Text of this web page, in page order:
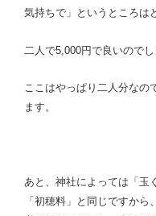
気持ちで」というところは
二人で5,000円で良いので
ここはやっぱり二人分なの
ます。
あと、神社によっては「玉
「初穂料」と同じですか